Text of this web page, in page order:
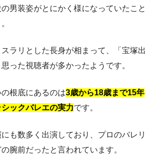
男装姿がとにかく様になっていたこと
ラリとした長身が相まって、「宝塚出
った視聴者が多かったようです。
根底にあるのは3歳から18歳まで15年
ックバレエの実力です。
も数多く出演しており、プロのバレリ
腕前だったと言われています。